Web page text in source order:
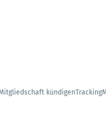
kündigenTracking